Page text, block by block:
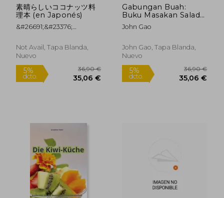
素晴らしいココナッツ料
理本 (en Japonés)
&#26691;&#23376;
Not Avail, Tapa Blanda,
Nuevo
Gabungan Buah:
Buku Masakan Salad
Buah-buahan yang
bertenaga (en Malay)
John Gao
John Gao, Tapa Blanda,
Nuevo